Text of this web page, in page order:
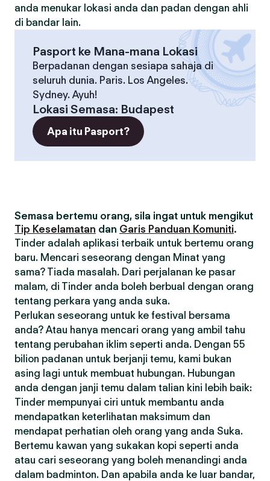
anda menukar lokasi anda dan padan dengan ahli
di bandar lain.
Pasport ke Mana-mana Lokasi
Berpadanan dengan sesiapa sahaja di
seluruh dunia. Paris. Los Angeles.
Sydney. Ayuh!
Lokasi Semasa: Budapest
Apa itu Pasport?
Semasa bertemu orang, sila ingat untuk mengikut
Tip Keselamatan dan Garis Panduan Komuniti.
Tinder adalah aplikasi terbaik untuk bertemu orang
baru. Mencari seseorang dengan Minat yang
sama? Tiada masalah. Dari perjalanan ke pasar
malam, di Tinder anda boleh berbual dengan orang
tentang perkara yang anda suka.
Perlukan seseorang untuk ke festival bersama
anda? Atau hanya mencari orang yang ambil tahu
tentang perubahan iklim seperti anda. Dengan 55
bilion padanan untuk berjanji temu, kami bukan
asing lagi untuk membuat hubungan. Hubungan
anda dengan janji temu dalam talian kini lebih baik:
Tinder mempunyai ciri untuk membantu anda
mendapatkan keterlihatan maksimum dan
mendapat perhatian oleh orang yang anda Suka.
Bertemu kawan yang sukakan kopi seperti anda
atau cari seseorang yang boleh menandingi anda
dalam badminton. Dan apabila anda ke luar bandar,